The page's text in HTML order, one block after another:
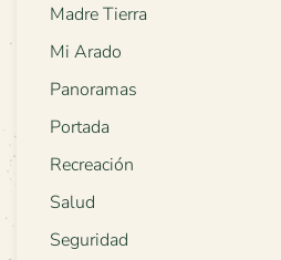
Madre Tierra
Mi Arado
Panoramas
Portada
Recreación
Salud
Seguridad